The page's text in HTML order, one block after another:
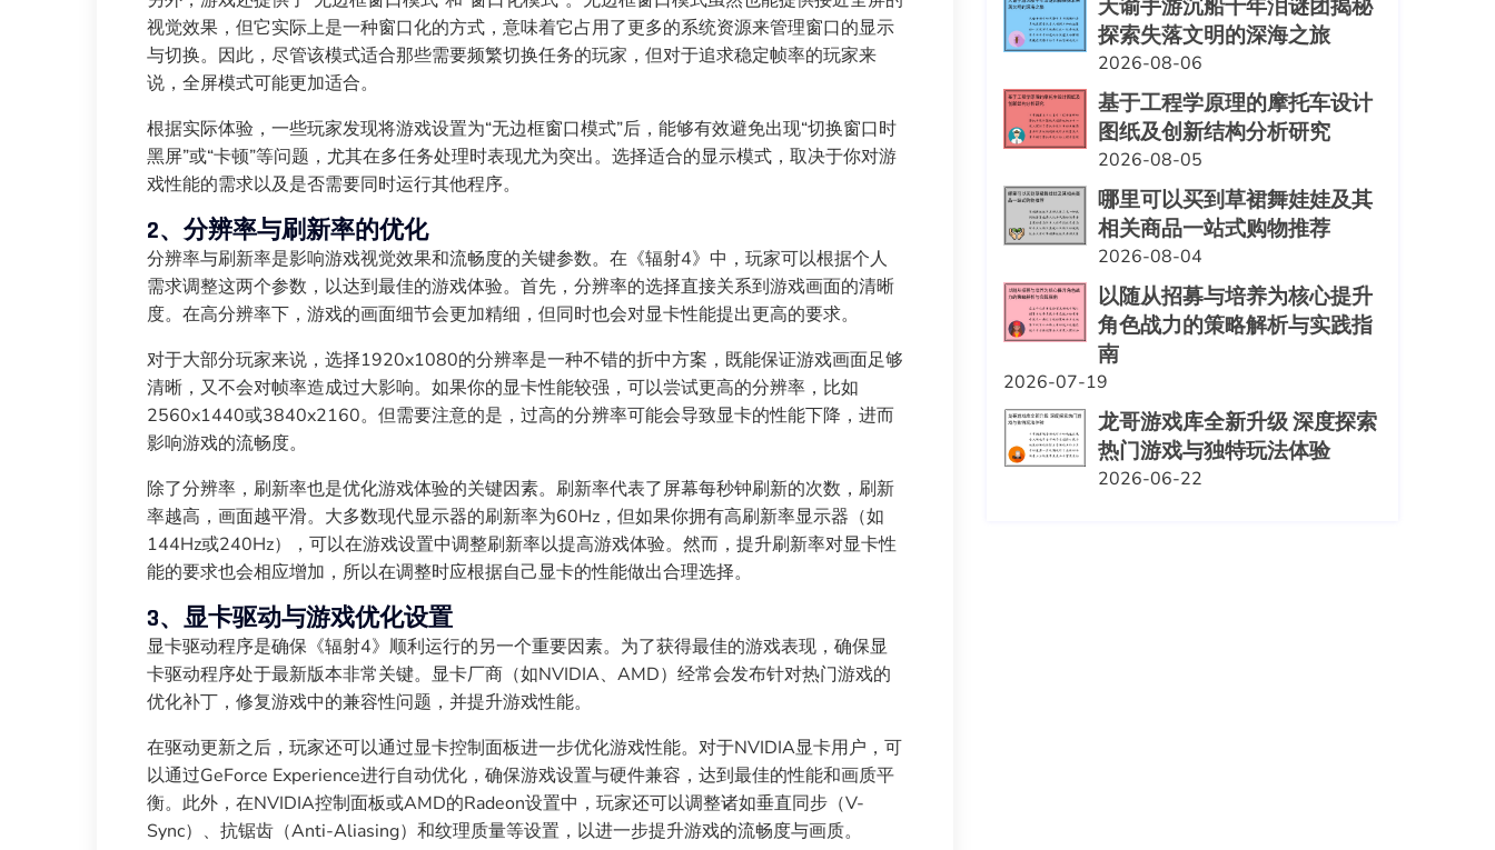
视觉效果，但它实际上是一种窗口化的方式，意味着它占用了更多的系统资源来管理窗口的显示
与切换。因此，尽管该模式适合那些需要频繁切换任务的玩家，但对于追求稳定帧率的玩家来
说，全屏模式可能更加适合。
根据实际体验，一些玩家发现将游戏设置为“无边框窗口模式”后，能够有效避免出现“切换窗口时
黑屏”或“卡顿”等问题，尤其在多任务处理时表现尤为突出。选择适合的显示模式，取决于你对游
戏性能的需求以及是否需要同时运行其他程序。
2、分辨率与刷新率的优化
分辨率与刷新率是影响游戏视觉效果和流畅度的关键参数。在《辐射4》中，玩家可以根据个人
需求调整这两个参数，以达到最佳的游戏体验。首先，分辨率的选择直接关系到游戏画面的清晰
度。在高分辨率下，游戏的画面细节会更加精细，但同时也会对显卡性能提出更高的要求。
对于大部分玩家来说，选择1920x1080的分辨率是一种不错的折中方案，既能保证游戏画面足够
清晰，又不会对帧率造成过大影响。如果你的显卡性能较强，可以尝试更高的分辨率，比如
2560x1440或3840x2160。但需要注意的是，过高的分辨率可能会导致显卡的性能下降，进而
影响游戏的流畅度。
除了分辨率，刷新率也是优化游戏体验的关键因素。刷新率代表了屏幕每秒钟刷新的次数，刷新
率越高，画面越平滑。大多数现代显示器的刷新率为60Hz，但如果你拥有高刷新率显示器（如
144Hz或240Hz），可以在游戏设置中调整刷新率以提高游戏体验。然而，提升刷新率对显卡性
能的要求也会相应增加，所以在调整时应根据自己显卡的性能做出合理选择。
3、显卡驱动与游戏优化设置
显卡驱动程序是确保《辐射4》顺利运行的另一个重要因素。为了获得最佳的游戏表现，确保显
卡驱动程序处于最新版本非常关键。显卡厂商（如NVIDIA、AMD）经常会发布针对热门游戏的
优化补丁，修复游戏中的兼容性问题，并提升游戏性能。
在驱动更新之后，玩家还可以通过显卡控制面板进一步优化游戏性能。对于NVIDIA显卡用户，可
以通过GeForce Experience进行自动优化，确保游戏设置与硬件兼容，达到最佳的性能和画质平
衡。此外，在NVIDIA控制面板或AMD的Radeon设置中，玩家还可以调整诸如垂直同步（V-
Sync）、抗锯齿（Anti-Aliasing）和纹理质量等设置，以进一步提升游戏的流畅度与画质。
天谕手游沉船千年泪谜团揭秘
探索失落文明的深海之旅
2026-08-06
基于工程学原理的摩托车设计
图纸及创新结构分析研究
2026-08-05
哪里可以买到草裙舞娃娃及其
相关商品一站式购物推荐
2026-08-04
以随从招募与培养为核心提升
角色战力的策略解析与实践指
南
2026-07-19
龙哥游戏库全新升级 深度探索
热门游戏与独特玩法体验
2026-06-22